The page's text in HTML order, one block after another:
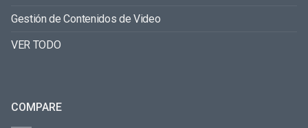
Gestión de Contenidos de Video
VER TODO
COMPARE